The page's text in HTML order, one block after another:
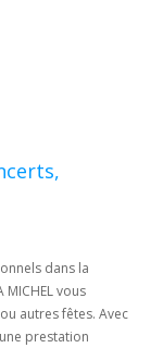
dans la
vous
autres fêtes. Avec
prestation